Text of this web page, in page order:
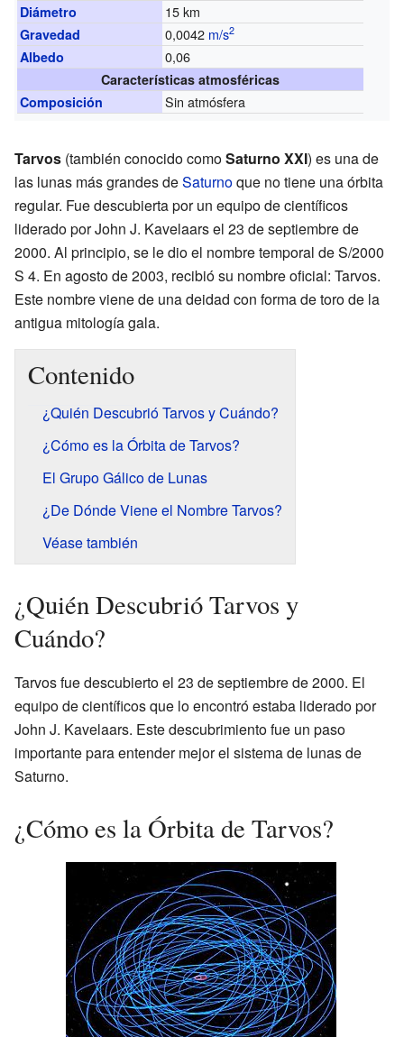
Diámetro 15 km
Gravedad 0,0042 m/s2
Albedo 0,06
Características atmosféricas
Composición
Sin atmósfera
Tarvos (también conocido comoSaturno XXI) es una de
las lunas más grandes deSaturnoque no tiene una órbita
regular. Fue descubierta por un equipo de científicos
liderado por John J. Kavelaars el 23 de septiembre de
2000. Al principio, se le dio el nombre temporal de S/2000
S 4. En agosto de 2003, recibió su nombre oficial: Tarvos.
Este nombre viene de una deidad con forma de toro de la
antigua mitología gala.
Contenido
¿Quién Descubrió Tarvos y Cuándo?
¿Cómo es la Órbita de Tarvos?
El Grupo Gálico de Lunas
¿De Dónde Viene el Nombre Tarvos?
Véase también
¿Quién Descubrió Tarvos y
Cuándo?
Tarvos fue descubierto el 23 de septiembre de 2000. El
equipo de científicos que lo encontró estaba liderado por
John J. Kavelaars. Este descubrimiento fue un paso
importante para entender mejor el sistema de lunas de
Saturno.
¿Cómo es la Órbita de Tarvos?